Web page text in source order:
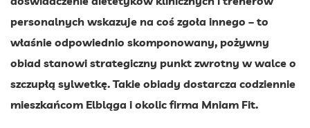
personalnych wskazuje na coś zgoła innego – to
właśnie odpowiednio skomponowany, pożywny
obiad stanowi strategiczny punkt zwrotny w walce o
szczupłą sylwetkę. Takie obiady dostarcza codziennie
mieszkańcom Elbląga i okolic firma Mniam Fit.